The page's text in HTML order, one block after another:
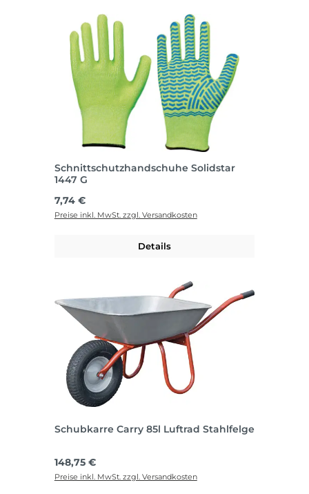
Schnittschutzhandschuhe Solidstar
1447 G
Regulärer Preis:
7,74 €
Preise inkl. MwSt. zzgl. Versandkosten
Details
Schubkarre Carry 85l Luftrad Stahlfelge
Regulärer Preis:
148,75 €
Preise inkl. MwSt. zzgl. Versandkosten